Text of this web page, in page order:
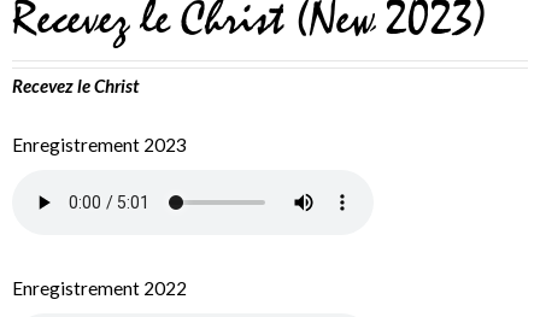
Recevez le Christ (New 2023)
Recevez le Christ
Enregistrement 2023
Enregistrement 2022